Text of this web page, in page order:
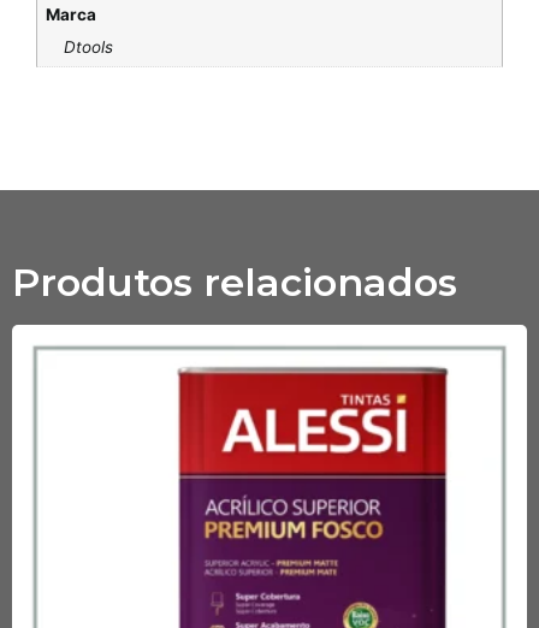
Marca
Dtools
Produtos relacionados